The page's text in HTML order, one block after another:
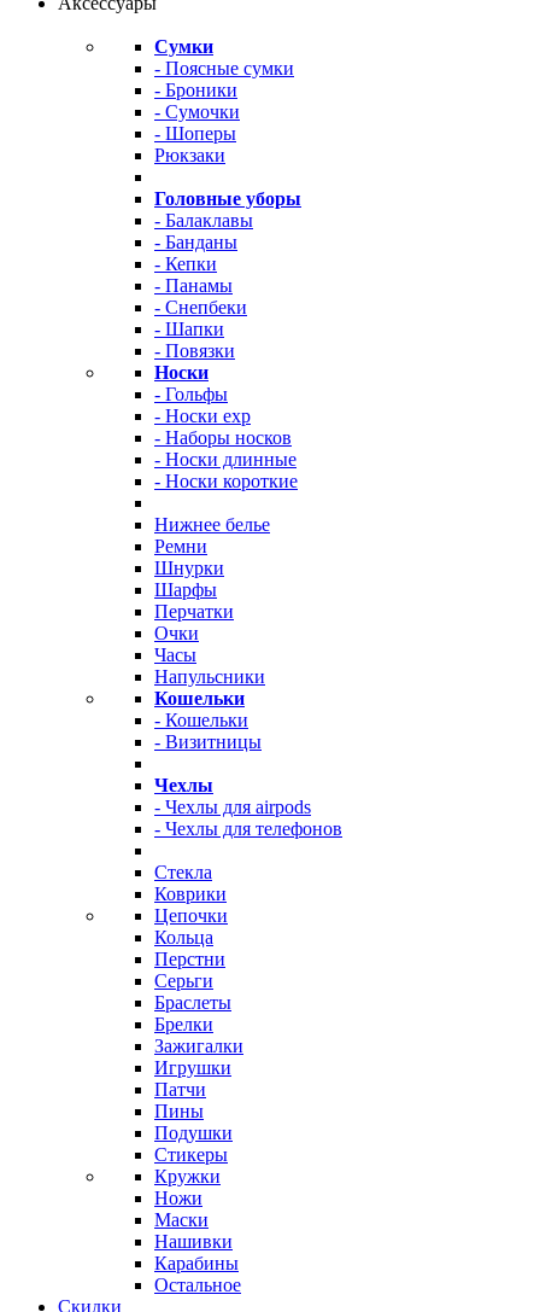
Сумки
- Поясные сумки
- Броники
- Сумочки
- Шоперы
Рюкзаки
Головные уборы
- Балаклавы
- Банданы
- Кепки
- Панамы
- Снепбеки
- Шапки
- Повязки
Носки
- Гольфы
- Носки exp
- Наборы носков
- Носки длинные
- Носки короткие
Нижнее белье
Ремни
Шнурки
Шарфы
Перчатки
Очки
Часы
Напульсники
Кошельки
- Кошельки
- Визитницы
Чехлы
- Чехлы для airpods
- Чехлы для телефонов
Стекла
Коврики
Цепочки
Кольца
Перстни
Серьги
Браслеты
Брелки
Зажигалки
Игрушки
Патчи
Пины
Подушки
Стикеры
Кружки
Ножи
Маски
Нашивки
Карабины
Остальное
Скидки